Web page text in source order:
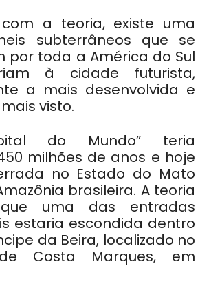
a teoria, existe uma
subterrâneos que se
por toda a América do Sul
à cidade futurista,
a mais desenvolvida e
visto.
do Mundo” teria
milhões de anos e hoje
no Estado do Mato
brasileira. A teoria
uma das entradas
estaria escondida dentro
da Beira, localizado no
Costa Marques, em